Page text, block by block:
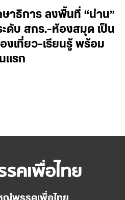
าธิการ ลงพื้นที่ “น่าน”
ดับ สกร.-ห้องสมุด เป็น
งเที่ยว-เรียนรู้ พร้อม
แรก